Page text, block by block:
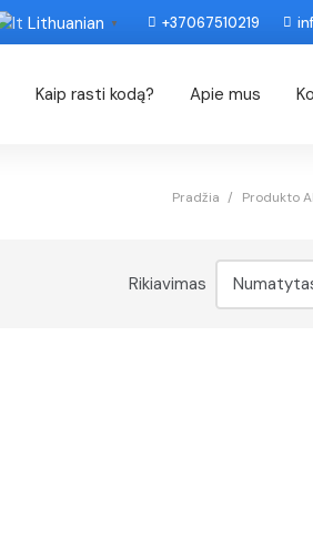
Lithuanian ▼ +37067510219
Kaip rasti kodą? Apie mus
Pradžia / Produkto
Rikiavimas